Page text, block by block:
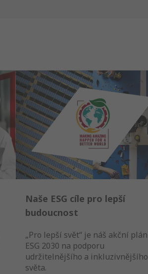
Naše ESG cíle pro lepší
budoucnost
„Pro lepší svět“ je náš akční plán
ESG 2030 na podporu
udržitelnějšího a inkluzivnějšího
světa.